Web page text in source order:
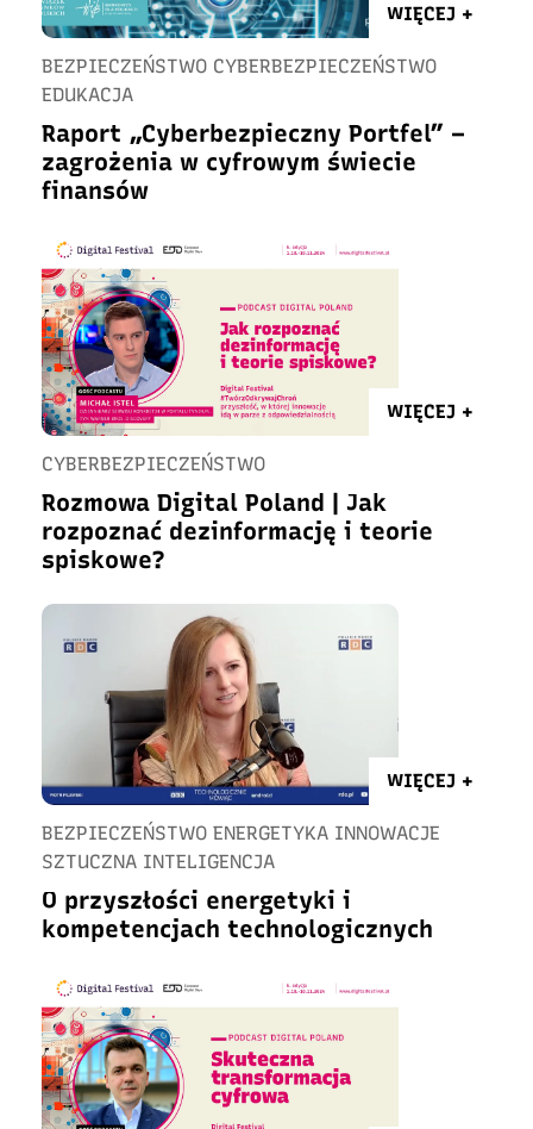
WIĘCEJ +
BEZPIECZEŃSTWO CYBERBEZPIECZEŃSTWO
EDUKACJA
Raport „Cyberbezpieczny Portfel” –
zagrożenia w cyfrowym świecie
finansów
WIĘCEJ +
CYBERBEZPIECZEŃSTWO
Rozmowa Digital Poland | Jak
rozpoznać dezinformację i teorie
spiskowe?
WIĘCEJ +
BEZPIECZEŃSTWO ENERGETYKA INNOWACJE
SZTUCZNA INTELIGENCJA
O przyszłości energetyki i
kompetencjach technologicznych